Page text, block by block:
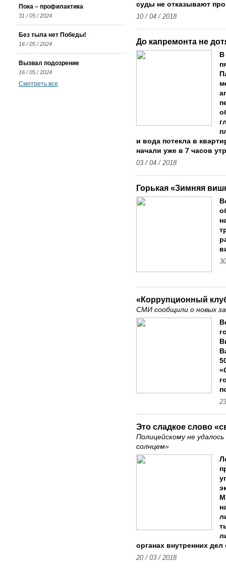
суды не отказывают
10 / 04 / 2018
До капремонта не
и вода потекла в
начали уже в 7 часов
03 / 04 / 2018
Горькая «Зимняя
«Коррупционный
СМИ сообщили о новых
Это сладкое слово
Полицейскому не
солнцем»
органах внутренних дел
20 / 03 / 2018
Пока – профилактика
31 / 05 / 2024
Без тыла нет Победы!
16 / 05 / 2024
Вызвал подозрение
16 / 05 / 2024
Смотреть все